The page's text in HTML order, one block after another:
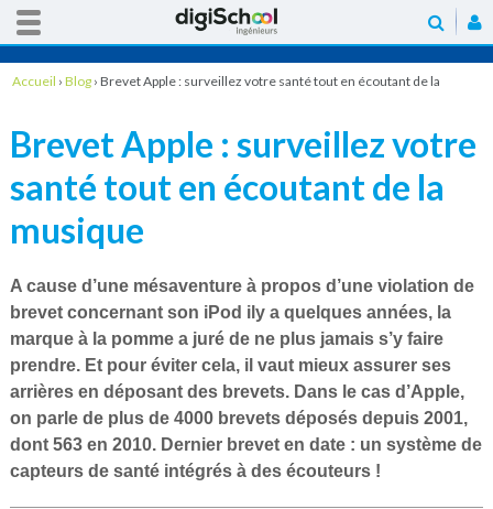
Accueil › Blog › Brevet Apple : surveillez votre santé tout en écoutant de la
Brevet Apple : surveillez votre
santé tout en écoutant de la
musique
A cause d’une mésaventure à propos d’une violation de
brevetconcernant son iPod ily a quelques années, la
marque à la pomme a juré de ne plus jamais s’y faire
prendre. Et pour éviter cela, il vaut mieux assurer ses
arrières en déposant des brevets. Dans le cas d’Apple,
on parle de plus de 4000 brevets déposés depuis 2001,
dont 563 en 2010. Dernier brevet en date : un système de
capteurs de santé intégrés à des écouteurs!